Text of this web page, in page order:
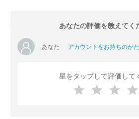
あなたの評価を教えてく
あなた アカウントをお持ちのか
星をタップして評価して